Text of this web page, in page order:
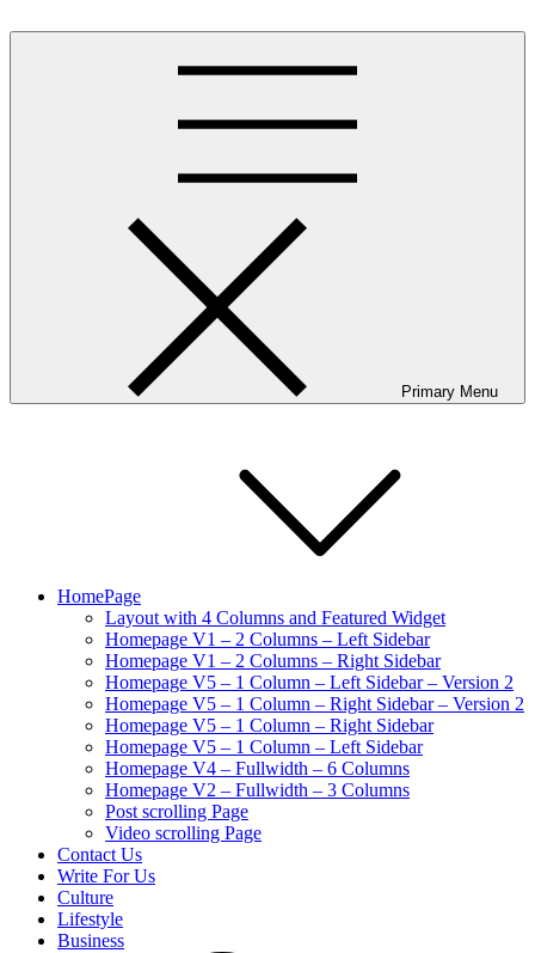
to
Primary Menu
HomePage
Layout with 4 Columns and Featured Widget
Homepage V1 – 2 Columns – Left Sidebar
Homepage V1 – 2 Columns – Right Sidebar
Homepage V5 – 1 Column – Left Sidebar – Version 2
Homepage V5 – 1 Column – Right Sidebar – Version 2
Homepage V5 – 1 Column – Right Sidebar
Homepage V5 – 1 Column – Left Sidebar
Homepage V4 – Fullwidth – 6 Columns
Homepage V2 – Fullwidth – 3 Columns
Post scrolling Page
Video scrolling Page
Contact Us
Write For Us
Culture
Lifestyle
Business